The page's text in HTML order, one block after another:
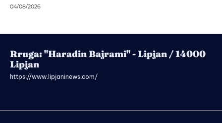
04/08/2026
Rruga: "Haradin Bajrami" - Lipjan / 14000
Lipjan
https://www.lipjaninews.com/